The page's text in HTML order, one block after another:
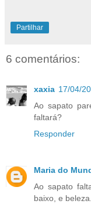
Partilhar
6 comentários:
xaxia 17/04/
Ao sapato
faltará?
Responder
Maria do
Ao sapato
baixo, e